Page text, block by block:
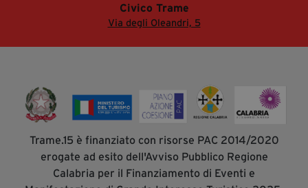
Civico Trame
Via degli Oleandri, 5
Trame.15 è finanziato con risorse PAC 2014/2020
erogate ad esito dell'Avviso Pubblico Regione
Calabria per il Finanziamento di Eventi e